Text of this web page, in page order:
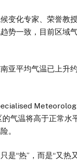
化专家、荣誉教授
势一致，目前区域
平均气温已上升
气温将高于正常水
。
“热”，而是“又热又